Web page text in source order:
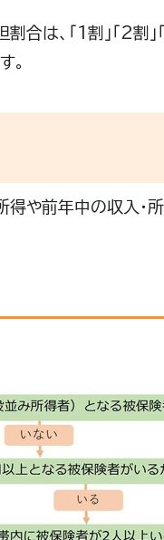
は、「1割」「2割」
。
や前年中の収入・